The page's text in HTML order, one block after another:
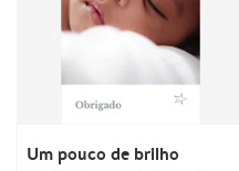
Um pouco de brilho